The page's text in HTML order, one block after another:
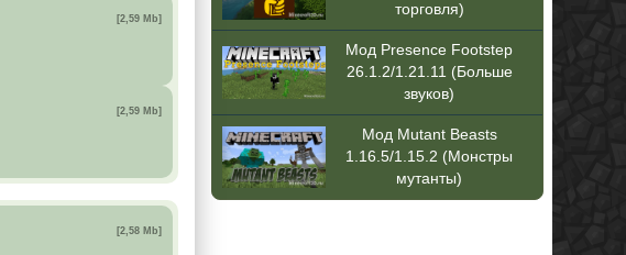
[2,59 Mb]
[2,59 Mb]
[2,58 Mb]
торговля)
Мод Presence Footstep
26.1.2/1.21.11 (Больше
звуков)
Мод Mutant Beasts
1.16.5/1.15.2 (Монстры
мутанты)